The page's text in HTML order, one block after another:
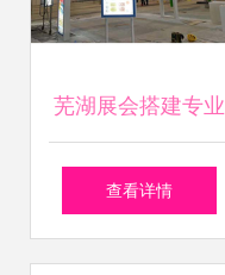
芜湖展会搭建专业
服务 选择合肥伟创
查看详情